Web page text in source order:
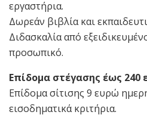
εργαστήρια.
Δωρεάν βιβλία και
Διδασκαλία από
προσωπικό.
Επίδομα στέγασης έως 240
Επίδομα σίτισης 9 ευρώ
εισοδηματικά κριτήρια.